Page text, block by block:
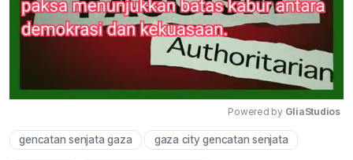
Mute
Powered by GliaStudios
gencatan senjata gaza gaza city gencatan senjata